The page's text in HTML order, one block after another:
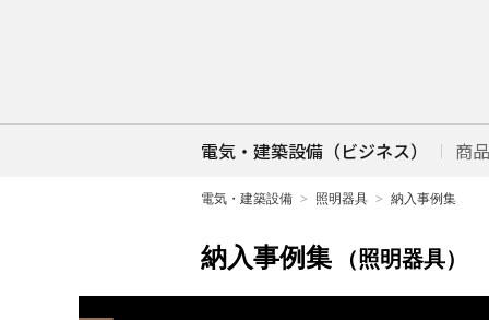
電気・建築設備（ビジネス） 商
電気・建築設備 照明器具 納入事例集
納入事例集 （照明器具）